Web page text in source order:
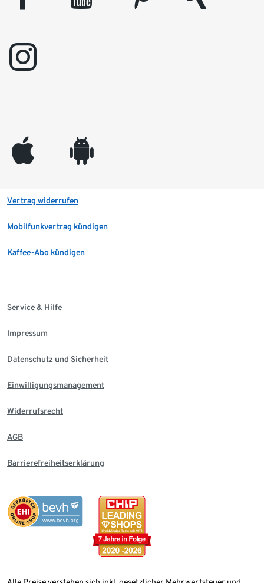
instagram
appleinc android
Vertrag widerrufen
Mobilfunkvertrag kündigen
Kaffee-Abo kündigen
Service & Hilfe
Impressum
Datenschutz und Sicherheit
Einwilligungsmanagement
Widerrufsrecht
AGB
Barrierefreiheitserklärung